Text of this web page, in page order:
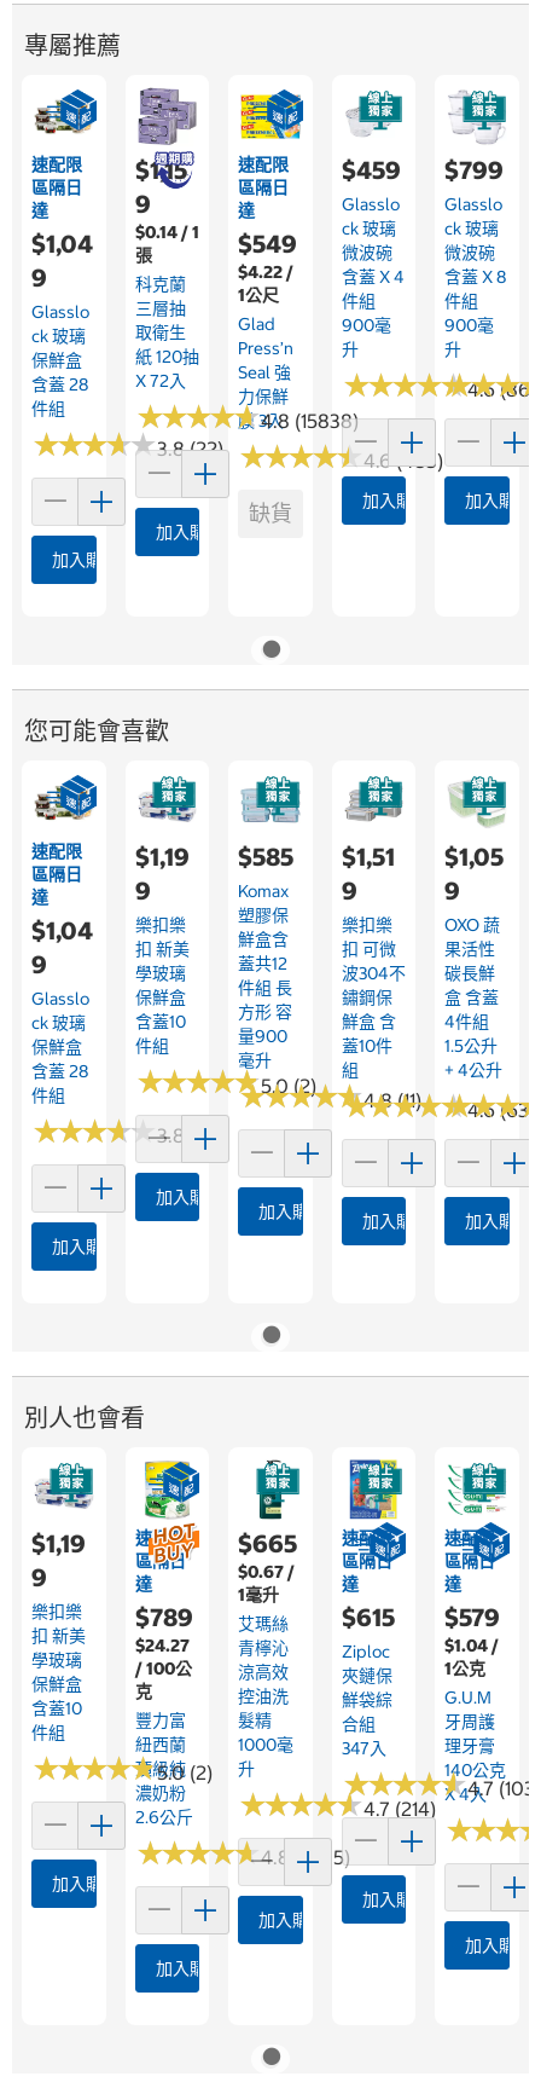
專屬推薦
速配限
區隔日
達
$1,04
9
Glasslo
Ck 玻璃
保鮮盒
含蓋 28
件組
★★★★★
★★★★★3.8 (22)
加入購物車
$1,15
9
$0.14 / 1
張
科克蘭
三層抽
取衛生
紙 120抽
X 72入
★★★★★
★★★★★4.8 (15838)
加入購物車
速配限
區隔日
達
$549
$4.22 /
1公尺
Glad
Press’n
Seal 強
力保鮮
膜 3入
★★★★★
★★★★★4.6 (483)
缺貨
$459
Glasslo
Ck 玻璃
微波碗
含蓋 X 4
件組
900毫
升
★★★★★
★★★★★4.6 (86)
加入購物車
$799
Glasslo
Ck 玻璃
微波碗
含蓋 X 8
件組
900毫
升
★★★
★★★
加入購物
您可能會喜歡
速配限
區隔日
達
$1,04
9
Glasslo
Ck 玻璃
保鮮盒
含蓋 28
件組
★★★★★
★★★★★3.8 (22)
加入購物車
$1,19
9
樂扣樂
扣 新美
學玻璃
保鮮盒
含蓋10
件組
★★★★★
★★★★★5.0 (2)
加入購物車
$585
Komax
塑膠保
鮮盒含
蓋共12
件組 長
方形 容
量900
毫升
★★★★★
★★★★★4.8 (11)
加入購物車
$1,51
9
樂扣樂
扣 可微
波304不
鏽鋼保
鮮盒 含
蓋10件
組
★★★★★
★★★★★4.6 (63)
加入購物車
$1,05
9
OXO 蔬
果活性
碳長鮮
盒 含蓋
4件組
1.5公升
+ 4公升
★★★
★★★
加入購物
別人也會看
$1,19
9
樂扣樂
扣 新美
學玻璃
保鮮盒
含蓋10
件組
★★★★★
★★★★★5.0 (2)
加入購物車
速配限
區隔日
達
$789
$24.27
/ 100公
克
豐力富
紐西蘭
頂級純
濃奶粉
2.6公斤
★★★★★
★★★★★4.8 (2675)
加入購物車
$665
$0.67 /
1毫升
艾瑪絲
青檸沁
涼高效
控油洗
髮精
1000毫
升
★★★★★
★★★★★4.7 (214)
加入購物車
速配限
區隔日
達
$615
Ziploc
夾鏈保
鮮袋綜
合組
347入
★★★★★
★★★★★4.7 (103)
加入購物車
速配限
區隔日
達
$579
$1.04 /
1公克
G.U.M
牙周護
理牙膏
140公克
X 4入
★★★
★★★
加入購物